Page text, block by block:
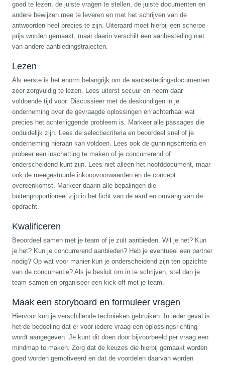
goed te lezen, de juiste vragen te stellen, de juiste documenten en
andere bewijzen mee te leveren en met het schrijven van de
antwoorden heel precies te zijn. Uiteraard moet hierbij een scherpe
prijs worden gemaakt, maar daarin verschilt een aanbesteding niet
van andere aanbiedingstrajecten.
Lezen
Als eerste is het enorm belangrijk om de aanbestedingsdocumenten
zeer zorgvuldig te lezen. Lees uiterst secuur en neem daar
voldoende tijd voor. Discussieer met de deskundigen in je
onderneming over de gevraagde oplossingen en achterhaal wat
precies het achterliggende probleem is. Markeer alle passages die
onduidelijk zijn. Lees de selectiecriteria en beoordeel snel of je
onderneming hieraan kan voldoen. Lees ook de gunningscriteria en
probeer een inschatting te maken of je concurrerend of
onderscheidend kunt zijn. Lees niet alleen het hoofddocument, maar
ook de meegestuurde inkoopvoorwaarden en de concept
overeenkomst. Markeer daarin alle bepalingen die
buitenproportioneel zijn in het licht van de aard en omvang van de
opdracht.
Kwalificeren
Beoordeel samen met je team of je zult aanbieden. Wil je het? Kun
je het? Kun je concurrerend aanbieden? Heb je eventueel een partner
nodig? Op wat voor manier kun je onderscheidend zijn ten opzichte
van de concurrentie? Als je besluit om in te schrijven, stel dan je
team samen en organiseer een kick-off met je team.
Maak een storyboard en formuleer vragen
Hiervoor kun je verschillende technieken gebruiken. In ieder geval is
het de bedoeling dat er voor iedere vraag een oplossingsrichting
wordt aangegeven. Je kunt dit doen door bijvoorbeeld per vraag een
mindmap te maken. Zorg dat de keuzes die hierbij gemaakt worden
goed worden gemotiveerd en dat de voordelen daarvan worden